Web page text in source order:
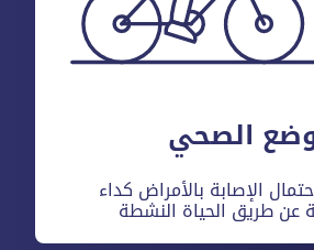
الصحي
الإصابة بالأمراض كداء
عن طريق الحياة النشطة